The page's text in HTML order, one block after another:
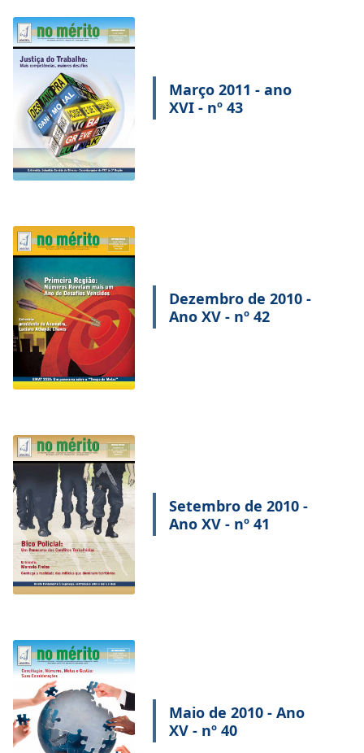
Março 2011 - ano
XVI - nº 43
Dezembro de 2010 -
Ano XV - nº 42
Setembro de 2010 -
Ano XV - nº 41
Maio de 2010 - Ano
XV - nº 40